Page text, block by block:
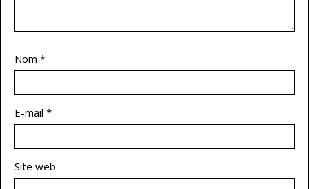
Nom *
E-mail *
Site web